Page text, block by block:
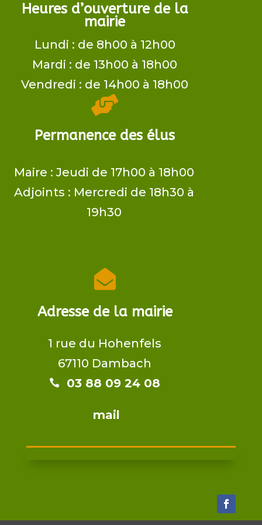
Heures d’ouverture de la
mairie
Lundi : de 8h00 à 12h00
Mardi : de 13h00 à 18h00
Vendredi : de 14h00 à 18h00

Permanence des élus
Maire ​: Jeudi de 17h00 à 18h00
Adjoints​ : Mercredi de 18h30 à
19h30

Adresse de la mairie
1 rue du Hohenfels
67110 Dambach
 03 88 09 24 08​​
mail